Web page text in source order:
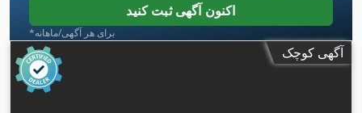
اکنون آگهی ثبت کنید
*برای هر آگهی/ماهانه
آگهی کوچک